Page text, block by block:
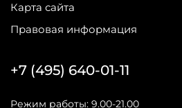
Карта сайта
Правовая информация
+7 (495) 640-01-11
Режим работы: 9.00-21.00